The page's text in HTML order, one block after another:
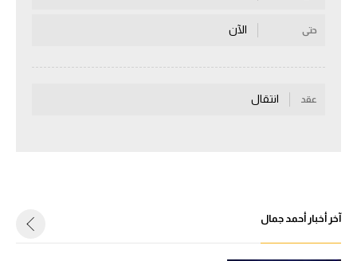
سعودي في الجول
حتى الآن
عقد انتقال
آخر أخبار أحمد جمال